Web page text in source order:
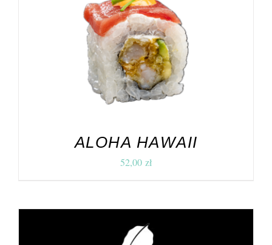
DODAJ DO KOSZYKA / SZCZEGÓŁY
ALOHA HAWAII
52,00 zł